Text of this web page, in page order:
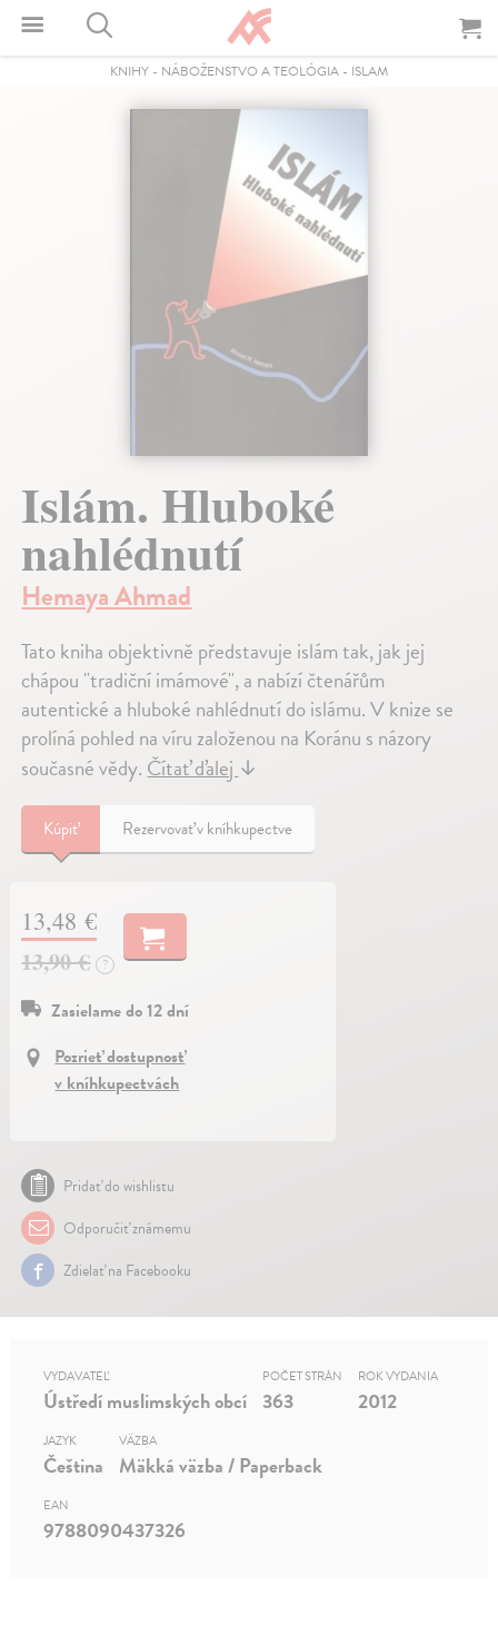
KNIHY - NÁBOŽENSTVO A TEOLÓGIA - ISLAM
Islám. Hluboké
nahlédnutí
Hemaya Ahmad
Tato kniha objektivně představuje islám tak, jak jej
chápou "tradiční imámové", a nabízí čtenářům
autentické a hluboké nahlédnutí do islámu. V knize se
prolíná pohled na víru založenou na Koránu s názory
současné vědy.Čítať ďalej↓
Kúpiť Rezervovať v kníhkupectve
13,48 €
13,90 €
?
Zasielame do 12 dní
Pozrieť dostupnosť
v kníhkupectvách
Pridať do wishlistu
Odporučiť známemu
Zdielať na Facebooku
VYDAVATEĽ
Ústředí muslimských obcí
POČET STRÁN
363
ROK VYDANIA
2012
JAZYK
Čeština
VÄZBA
Mäkká väzba / Paperback
EAN
9788090437326